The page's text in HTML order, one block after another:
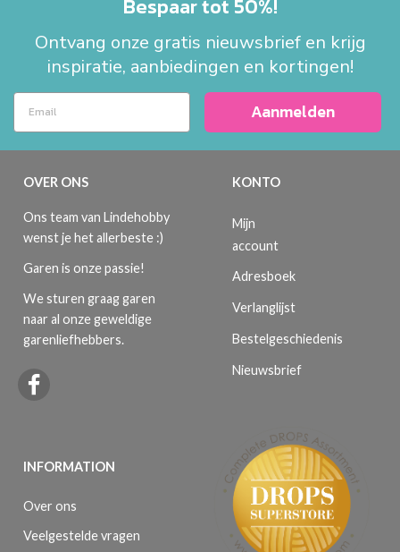
Bespaar tot 50%!
Ontvang onze gratis nieuwsbrief en krijg
inspiratie, aanbiedingen en kortingen!
Aanmelden
OVER ONS
Ons team van Lindehobby
wenst je het allerbeste :)
Garen is onze passie!
We sturen graag garen
naar al onze geweldige
garenliefhebbers.
INFORMATION
Over ons
Veelgestelde vragen
KONTO
Mijn
account
Adresboek
Verlanglijst
Bestelgeschiedenis
Nieuwsbrief